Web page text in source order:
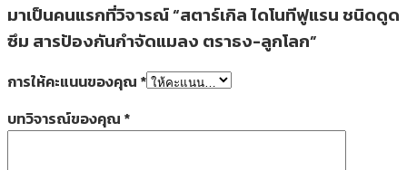
มาเป็นคนแรกที่วิจารณ์ “สตาร์เกิล ไดโนทีฟูแรน ชนิดดูด
ซึม สารป้องกันกำจัดแมลง ตราธง-ลูกโลก”
การให้คะแนนของคุณ *
บทวิจารณ์ของคุณ *